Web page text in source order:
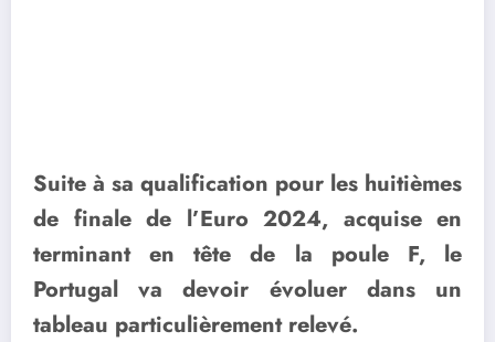
Suite à sa qualification pour les huitièmes
de finale de l’Euro 2024, acquise en
terminant en tête de la poule F, le
Portugal va devoir évoluer dans un
tableau particulièrement relevé.